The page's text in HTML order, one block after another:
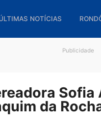
ÚLTIMAS NOTÍCIAS
da